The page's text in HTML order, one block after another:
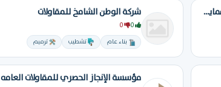
رواد الأعمال للمقاولات العامه مشاريع عماير فلل مستودعات ملاحق محطات شركة الوطن الشامخ للمقاولات
0
0
بناء عام تشطيب ترميم
مؤسسة الإنجاز الحصري للمقاولات العامه